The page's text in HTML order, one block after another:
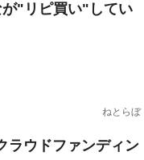
が"リピ買い"してい
ねとらぼ
ウドファンディン